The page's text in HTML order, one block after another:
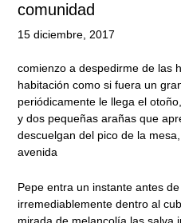
comunidad
15 diciembre, 2017
comienzo a despedirme de las
habitación como si fuera un
periódicamente le llega el
y dos pequeñas arañas que
descuelgan del pico de la
avenida
Pepe entra un instante antes
irremediablemente dentro al